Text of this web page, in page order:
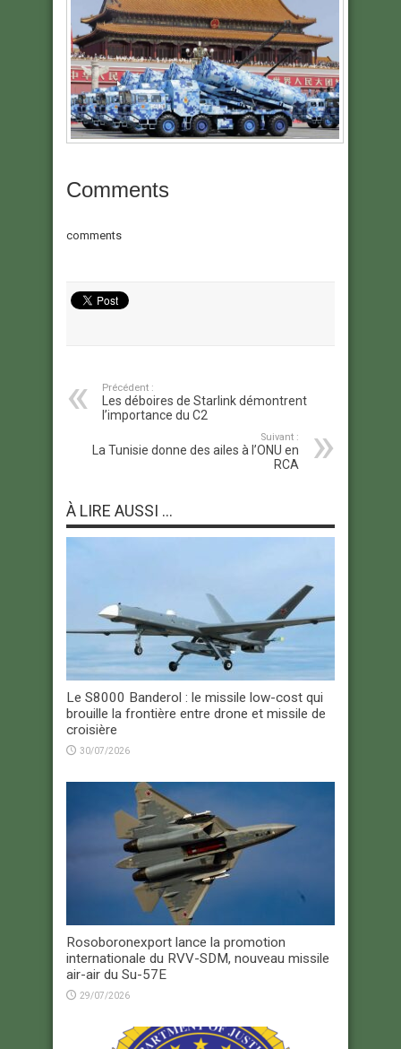
Comments
comments
Précédent :
Les déboires de Starlink démontrent
l’importance du C2
Suivant :
La Tunisie donne des ailes à l’ONU en
RCA
À LIRE AUSSI ...
Le S8000 Banderol : le missile low-cost qui
brouille la frontière entre drone et missile de
croisière
30/07/2026
Rosoboronexport lance la promotion
internationale du RVV-SDM, nouveau missile
air-air du Su-57E
29/07/2026